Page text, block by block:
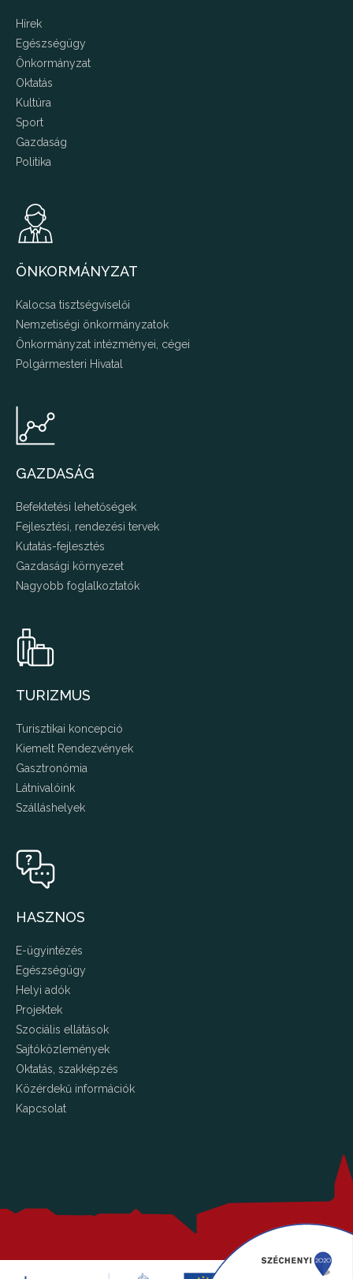
Hírek
Egészségügy
Önkormányzat
Oktatás
Kultúra
Sport
Gazdaság
Politika
ÖNKORMÁNYZAT
Kalocsa tisztségviselői
Nemzetiségi önkormányzatok
Önkormányzat intézményei, cégei
Polgármesteri Hivatal
GAZDASÁG
Befektetési lehetőségek
Fejlesztési, rendezési tervek
Kutatás-fejlesztés
Gazdasági környezet
Nagyobb foglalkoztatók
TURIZMUS
Turisztikai koncepció
Kiemelt Rendezvények
Gasztronómia
Látnivalóink
Szálláshelyek
HASZNOS
E-ügyintézés
Egészségügy
Helyi adók
Projektek
Szociális ellátások
Sajtóközlemények
Oktatás, szakképzés
Közérdekű információk
Kapcsolat